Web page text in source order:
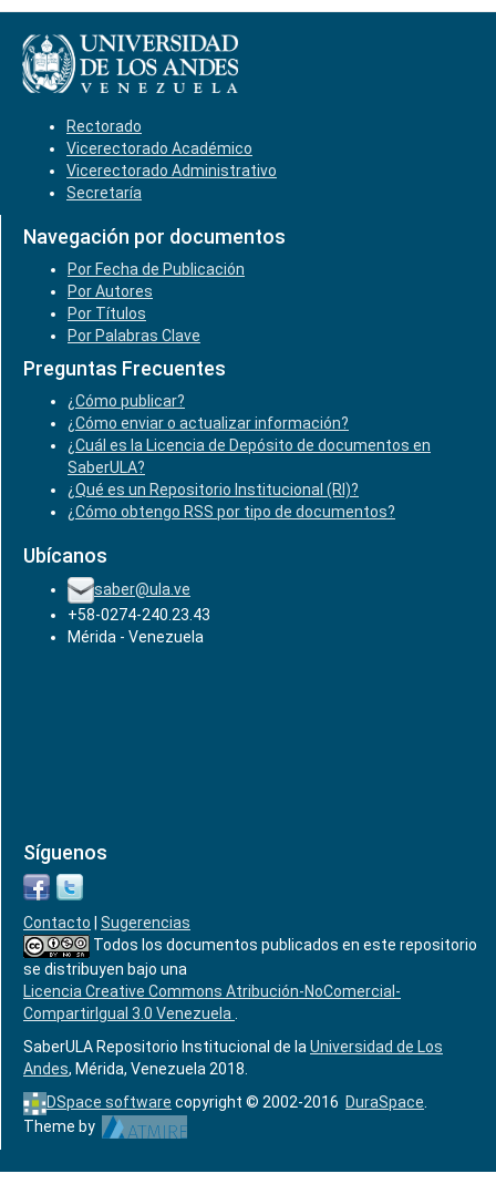
Rectorado
Vicerectorado Académico
Vicerectorado Administrativo
Secretaría
Navegación por documentos
Por Fecha de Publicación
Por Autores
Por Títulos
Por Palabras Clave
Preguntas Frecuentes
¿Cómo publicar?
¿Cómo enviar o actualizar información?
¿Cuál es la Licencia de Depósito de documentos en
SaberULA?
¿Qué es un Repositorio Institucional (RI)?
¿Cómo obtengo RSS por tipo de documentos?
Ubícanos
saber@ula.ve
+58-0274-240.23.43
Mérida - Venezuela
Síguenos
Contacto
Sugerencias
Todos los documentos publicados en este repositorio
se distribuyen bajo una
Licencia Creative Commons Atribución-NoComercial-
CompartirIgual 3.0 Venezuela
SaberULA Repositorio Institucional de la Universidad de Los
Andes, Mérida, Venezuela 2018.
DSpace software copyright © 2002-2016 DuraSpace
Theme by